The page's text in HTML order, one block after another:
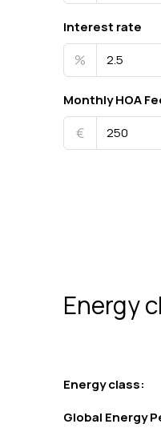
Interest rate
%
Monthly HOA
€
Energy
Energy class:
Global Energy